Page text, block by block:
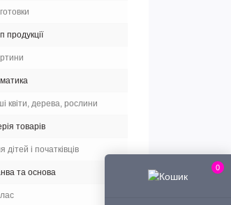
0
продукції
квіти, дерева, рослини
товарів
дітей і початківців
та основа